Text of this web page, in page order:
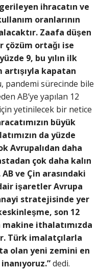
ihracatın ve
oranlarının
Zaafa düşen
çözüm ortağı ise
9, bu yılın ilk
artışıyla kapatan
pandemi sürecinde bile
AB’ye yapılan 12
yetinilecek bir netice
büyük
da yüzde
Avrupalıdan daha
çok daha kalın
ve Çin arasındaki
işaretler Avrupa
stratejisinde yer
son 12
ithalatımızda
Türk imalatçılarla
olan yeni zemini en
dedi.